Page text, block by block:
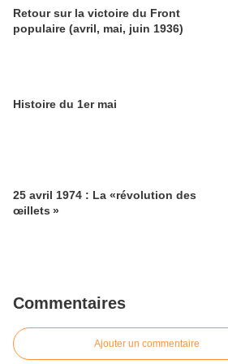
Retour sur la victoire du Front
populaire (avril, mai, juin 1936)
Histoire du 1er mai
25 avril 1974 : La «révolution des
œillets »
Commentaires
Ajouter un commentaire